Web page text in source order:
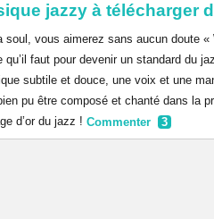
jazzy à télécharger
vous aimerez sans aucun doute «
qu’il faut pour devenir un standard du
subtile et douce, une voix et une
pu être composé et chanté dans la
d’or du jazz ! Commenter 3